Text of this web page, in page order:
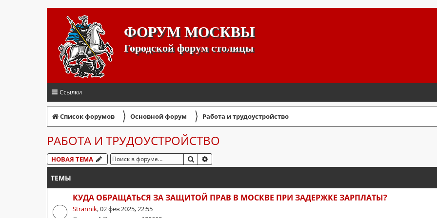
ФОРУМ МОСКВЫ
Городской форум столицы
Ссылки
Список форумов 〉 Основной форум 〉 Работа и трудоустройство
РАБОТА И ТРУДОУСТРОЙСТВО
НОВАЯ ТЕМА ПОИСК
ТЕМЫ
КУДА ОБРАЩАТЬСЯ ЗА ЗАЩИТОЙ ПРАВ В МОСКВЕ ПРИ ЗАДЕРЖКЕ ЗАРПЛАТЫ?
Strannik,02 фев 2025, 22:55